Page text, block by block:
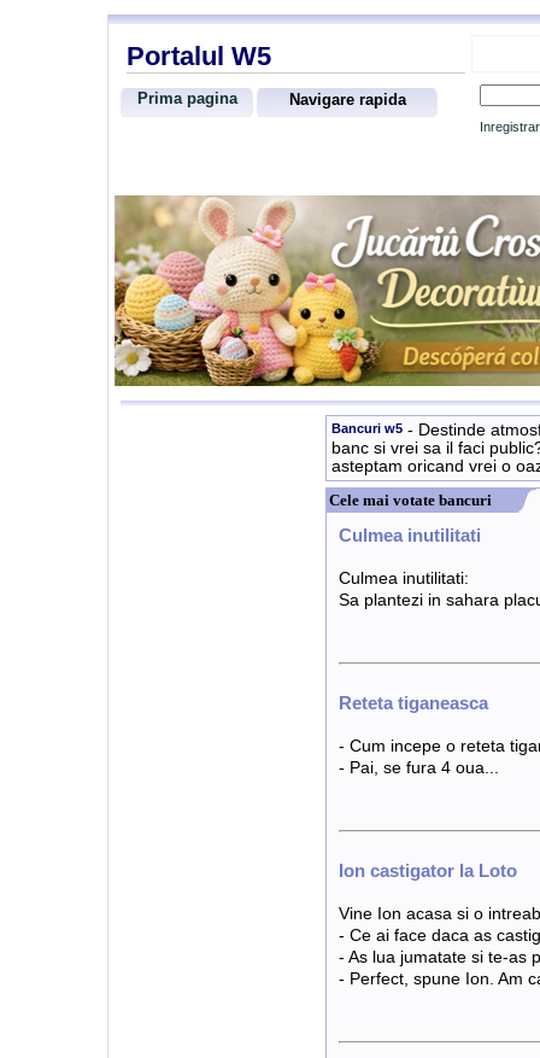
Portalul W5
Prima pagina Navigare rapida
Bancuri w5 - Destinde
banc si vrei sa il faci
asteptam oricand vrei o
Cele mai votate bancuri
Culmea inutilitati
Culmea inutilitati:
Sa plantezi in sahara
Reteta tiganeasca
- Cum incepe o reteta
- Pai, se fura 4 oua...
Ion castigator la Loto
Vine Ion acasa si o
- Ce ai face daca as
- As lua jumatate si te-as
- Perfect, spune Ion. Am